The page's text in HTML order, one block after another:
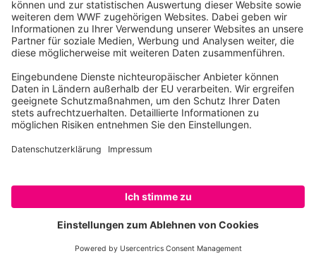
SPENDEN
Registriert als Stiftung WWF Deutschland, Senatsverwaltung für
Justiz Berlin, Az: 3416/976/2
Umsatzsteuer-Identifikationsnummer: DE 114236103
Freistellungsbescheid: Als gemeinnützige Körperschaft befreit
von der Körperschaftssteuer gem. §5 I 9 KStg. unter der
Steuernummer 27/641/09321